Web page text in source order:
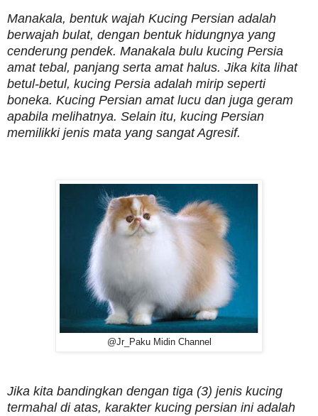
Manakala, bentuk wajah Kucing Persian adalah
berwajah bulat, dengan bentuk hidungnya yang
cenderung pendek. Manakala bulu kucing Persia
amat tebal, panjang serta amat halus. Jika kita lihat
betul-betul, kucing Persia adalah mirip seperti
boneka. Kucing Persian amat lucu dan juga geram
apabila melihatnya. Selain itu, kucing Persian
memilikki jenis mata yang sangat Agresif.
@Jr_Paku Midin Channel
Jika kita bandingkan dengan tiga (3) jenis kucing
termahal di atas, karakter kucing persian ini adalah